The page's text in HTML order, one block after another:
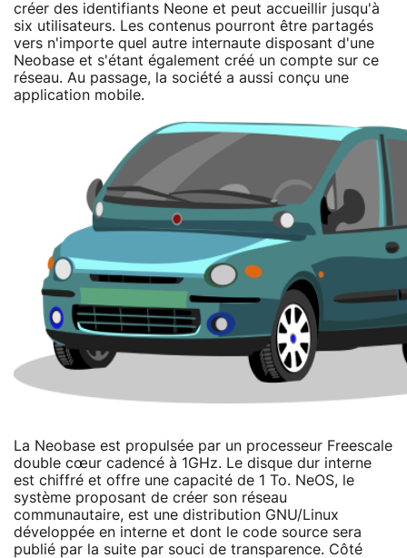
créer des identifiants Neone et peut accueillir jusqu'à
six utilisateurs. Les contenus pourront être partagés
vers n'importe quel autre internaute disposant d'une
Neobase et s'étant également créé un compte sur ce
réseau. Au passage, la société a aussi conçu une
application mobile.
La Neobase est propulsée par un processeur Freescale
double cœur cadencé à 1GHz. Le disque dur interne
est chiffré et offre une capacité de 1 To. NeOS, le
système proposant de créer son réseau
communautaire, est une distribution GNU/Linux
développée en interne et dont le code source sera
publié par la suite par souci de transparence. Côté